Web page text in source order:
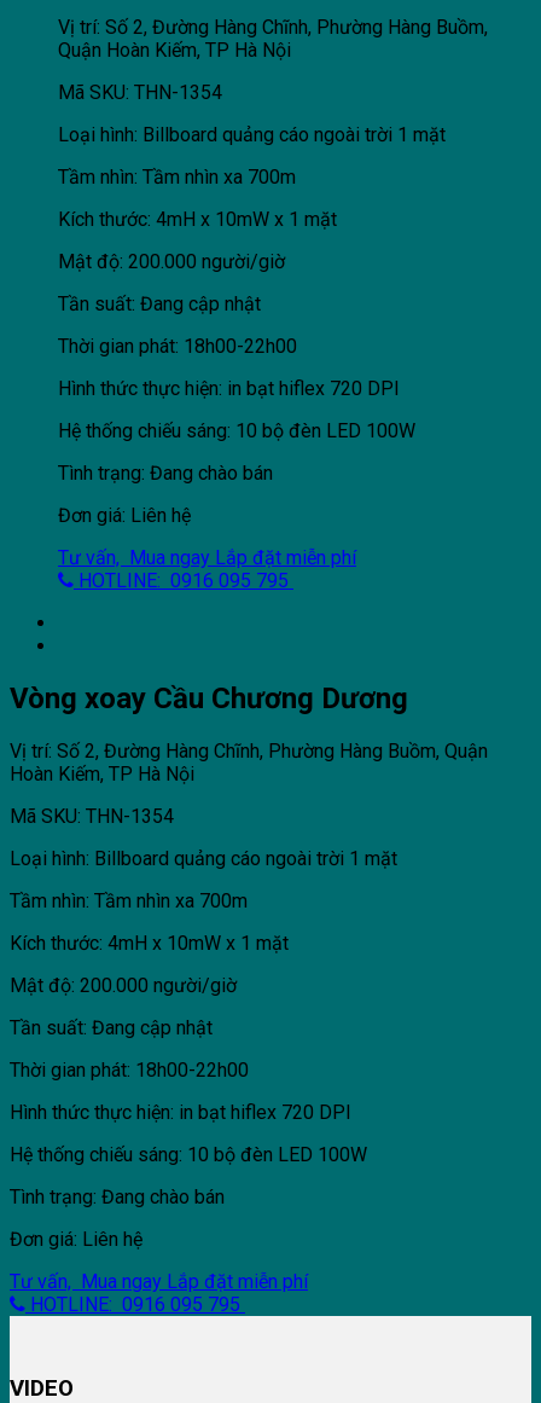
Vị trí: Số 2, Đường Hàng Chĩnh, Phường Hàng Buồm,
Quận Hoàn Kiếm, TP Hà Nội
Mã SKU: THN-1354
Loại hình: Billboard quảng cáo ngoài trời 1 mặt
Tầm nhìn: Tầm nhìn xa 700m
Kích thước: 4mH x 10mW x 1 mặt
Mật độ: 200.000 người/giờ
Tần suất: Đang cập nhật
Thời gian phát: 18h00-22h00
Hình thức thực hiện: in bạt hiflex 720 DPI
Hệ thống chiếu sáng: 10 bộ đèn LED 100W
Tình trạng: Đang chào bán
Đơn giá: Liên hệ
Tư vấn, Mua ngay Lắp đặt miễn phí
HOTLINE: 0916 095 795
Vòng xoay Cầu Chương Dương
Vị trí: Số 2, Đường Hàng Chĩnh, Phường Hàng Buồm, Quận
Hoàn Kiếm, TP Hà Nội
Mã SKU: THN-1354
Loại hình: Billboard quảng cáo ngoài trời 1 mặt
Tầm nhìn: Tầm nhìn xa 700m
Kích thước: 4mH x 10mW x 1 mặt
Mật độ: 200.000 người/giờ
Tần suất: Đang cập nhật
Thời gian phát: 18h00-22h00
Hình thức thực hiện: in bạt hiflex 720 DPI
Hệ thống chiếu sáng: 10 bộ đèn LED 100W
Tình trạng: Đang chào bán
Đơn giá: Liên hệ
Tư vấn, Mua ngay Lắp đặt miễn phí
HOTLINE: 0916 095 795
VIDEO